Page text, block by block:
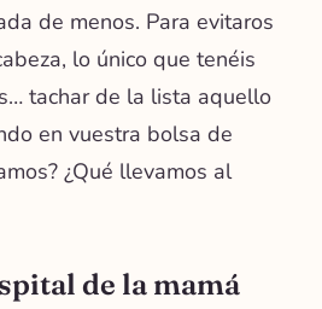
de menos. Para evitaros
lo único que tenéis
tachar de la lista aquello
en vuestra bolsa de
¿Qué llevamos al
de la mamá